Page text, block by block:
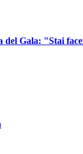
del Gala: "Stai